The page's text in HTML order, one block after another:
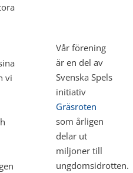
vi
Vår förening
är en del av
Svenska Spels
initiativ
Gräsroten
som årligen
delar ut
miljoner till
ungdomsidrotten.